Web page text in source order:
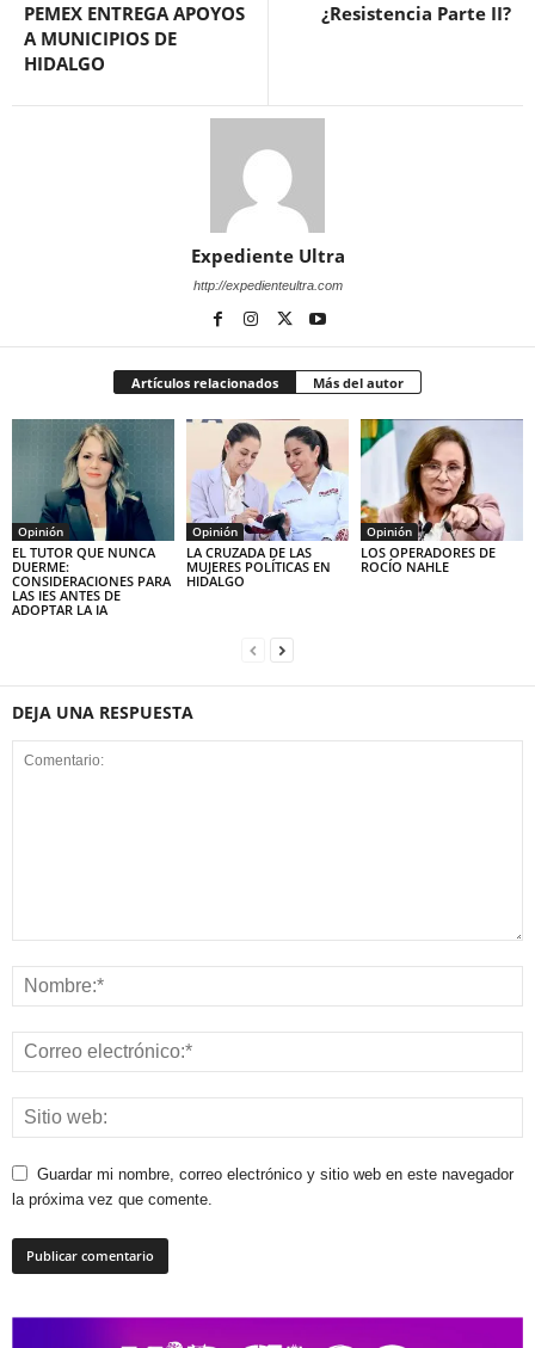
PEMEX ENTREGA APOYOS
A MUNICIPIOS DE
HIDALGO
¿Resistencia Parte II?
Expediente Ultra
http://expedienteultra.com
Artículos relacionados Más del autor
Opinión
EL TUTOR QUE NUNCA
DUERME:
CONSIDERACIONES PARA
LAS IES ANTES DE
ADOPTAR LA IA
Opinión
LA CRUZADA DE LAS
MUJERES POLÍTICAS EN
HIDALGO
Opinión
LOS OPERADORES DE
ROCÍO NAHLE
DEJA UNA RESPUESTA
Guardar mi nombre, correo electrónico y sitio web en este navegador
la próxima vez que comente.